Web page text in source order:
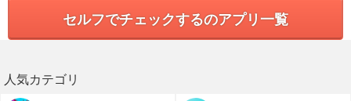
セルフでチェックするのアプリ一覧
人気カテゴリ